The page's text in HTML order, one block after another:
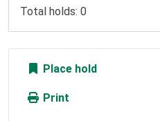
Total holds: 0
Place hold
Print